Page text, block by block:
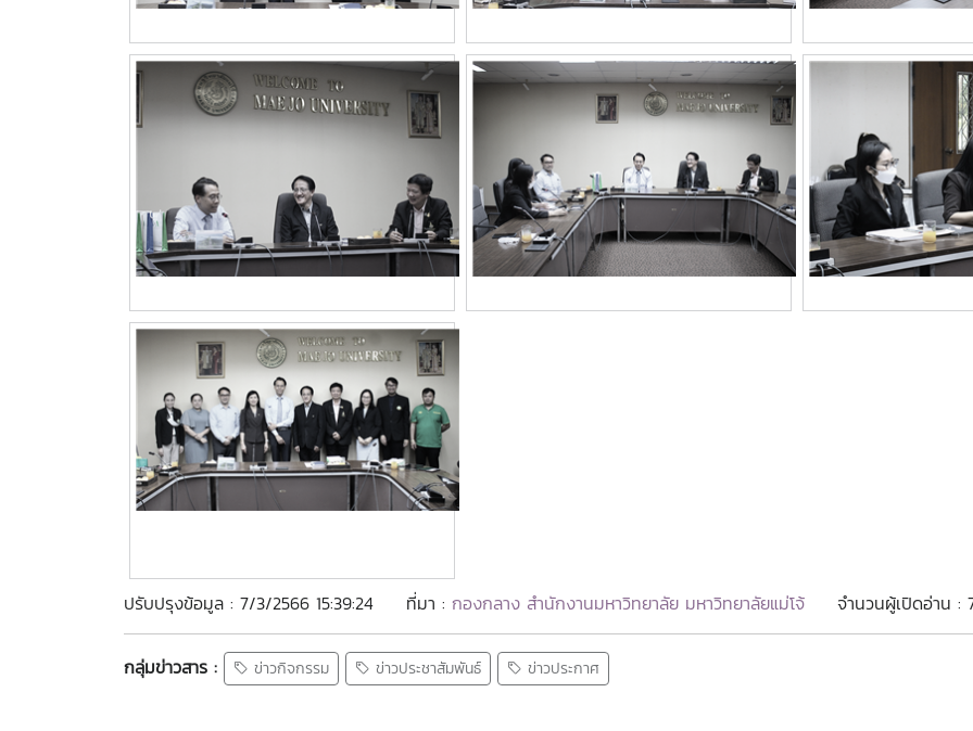
ปรับปรุงข้อมูล : 7/3/2566 15:39:24 ที่มา : กองกลาง สำนักงานมหาวิทยาลัย มหาวิทยาลัยแม่โจ้ จำนวนผู้เปิดอ่าน :
กลุ่มข่าวสาร : ข่าวกิจกรรม ข่าวประชาสัมพันธ์ ข่าวประกาศ